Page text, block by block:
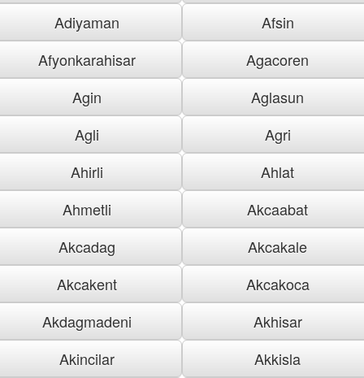
Adiyaman
Afsin
Afyonkarahisar
Agacoren
Agin
Aglasun
Agli
Agri
Ahirli
Ahlat
Ahmetli
Akcaabat
Akcadag
Akcakale
Akcakent
Akcakoca
Akdagmadeni
Akhisar
Akincilar
Akkisla